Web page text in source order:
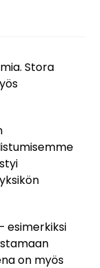
Stora
esimerkiksi
on myös